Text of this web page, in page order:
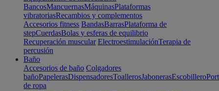
BancosMancuernasMáquinasPlataformas
vibratoriasRecambios y complementos
Accesorios fitness BandasBarrasPlataforma de
stepCuerdasBolas y esferas de equilibrio
Recuperación muscular ElectroestimulaciónTerapia de
percusión
Baño
Accesorios de baño Colgadores
bañoPapelerasDispensadoresToallerosJabonerasEscobillero
de ropa